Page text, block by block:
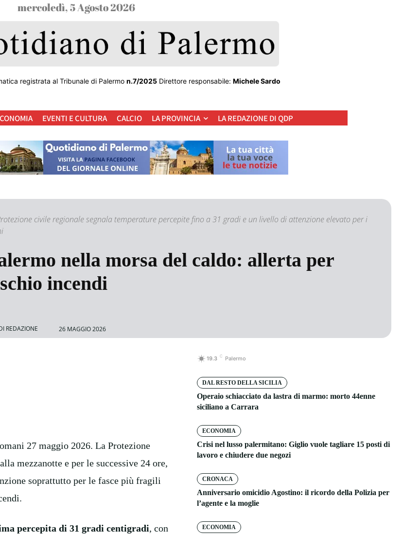
mercoledì, 5 Agosto 2026
registrata al Tribunale di Palermo n.7/2025Direttore responsabile: Michele Sardo
EVENTI E CULTURA CALCIO LA PROVINCIA LA REDAZIONE DI QDP
civile regionale segnala temperature percepite fino a 31 gradi e un livello di attenzione elevato per i
nella morsa del caldo: allerta per
incendi
REDAZIONE 26 MAGGIO 2026
27 maggio 2026. La Protezione
mezzanotte e per le successive 24 ore,
soprattutto per le fasce più fragili
percepita di 31 gradi centigradi, con
19.3 C Palermo
DAL RESTO DELLA SICILIA
Operaio schiacciato da lastra di marmo: morto 44enne
siciliano a Carrara
ECONOMIA
Crisi nel lusso palermitano: Giglio vuole tagliare 15 posti di
lavoro e chiudere due negozi
CRONACA
Anniversario omicidio Agostino: il ricordo della Polizia per
l’agente e la moglie
ECONOMIA